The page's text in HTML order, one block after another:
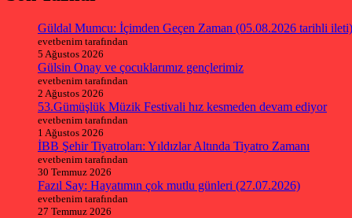
Güldal Mumcu: İçimden Geçen Zaman (05.08.2026 tarihli ileti)
evetbenim tarafından
5 Ağustos 2026
Gülsin Onay ve çocuklarımız gençlerimiz
evetbenim tarafından
2 Ağustos 2026
53.Gümüşlük Müzik Festivali hız kesmeden devam ediyor
evetbenim tarafından
1 Ağustos 2026
İBB Şehir Tiyatroları: Yıldızlar Altında Tiyatro Zamanı
evetbenim tarafından
30 Temmuz 2026
Fazıl Say: Hayatımın çok mutlu günleri (27.07.2026)
evetbenim tarafından
27 Temmuz 2026